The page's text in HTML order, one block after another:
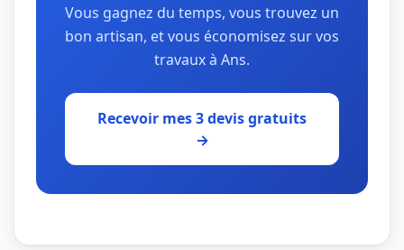
Vous gagnez du temps, vous trouvez un
bon artisan, et vous économisez sur vos
travaux à Ans.
Recevoir mes 3 devis gratuits
→